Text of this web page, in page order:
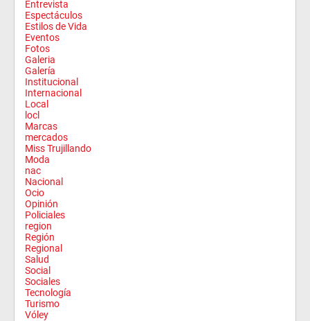
Entrevista
Espectáculos
Estilos de Vida
Eventos
Fotos
Galeria
Galería
Institucional
Internacional
Local
locl
Marcas
mercados
Miss Trujillando
Moda
nac
Nacional
Ocio
Opinión
Policiales
region
Región
Regional
Salud
Social
Sociales
Tecnología
Turismo
Vóley